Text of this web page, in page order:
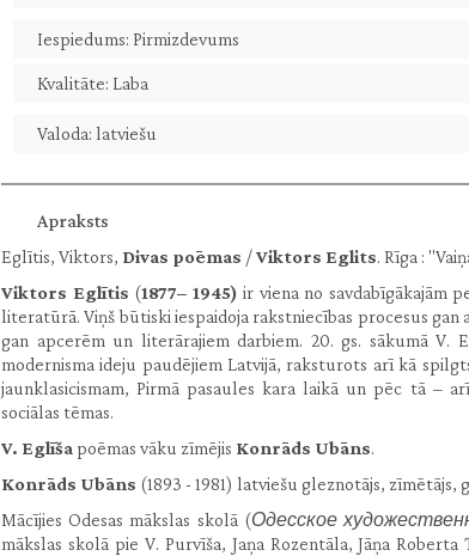
Iespiedums: Pirmizdevums
Kvalitāte: Laba
Valoda: latviešu
Apraksts
Eglītis, Viktors, Divas poēmas /Viktors Eglits. Rīga :
Viktors Eglītis (1877– 1945)ir viena no savdabīgākajām
literatūrā. Viņš būtiski iespaidoja rakstniecības procesus
gan apcerēm un literārajiem darbiem. 20. gs. sākumā V.
modernisma ideju paudējiem Latvijā, raksturots arī kā
jaunklasicismam, Pirmā pasaules kara laikā un pēc tā –
sociālas tēmas.
V. Eglīša poēmas vāku zīmējis Konrāds Ubāns.
Konrāds Ubāns (1893 - 1981) latviešu gleznotājs, zīmētājs,
Mācījies Odesas mākslas skolā (Одесское
mākslas skolā pie V. Purvīša, Jaņa Rozentāla, Jāņa Roberta